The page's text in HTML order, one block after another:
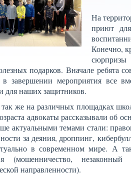
На
приют
Конечно,
сюрпризы
подарков. Вначале ребята
завершении мероприятия все
для наших защитников.
же на различных площадках
адвокаты рассказывалиоб
актуальными темами стали:
за деяния, дроппинг,
в современном мире. А
(мошенничество,
направленности).